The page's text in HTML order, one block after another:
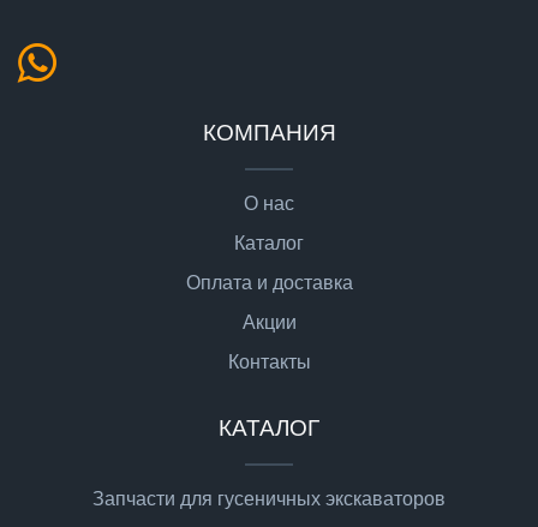
КОМПАНИЯ
О нас
Каталог
Оплата и доставка
Акции
Контакты
КАТАЛОГ
Запчасти для гусеничных экскаваторов